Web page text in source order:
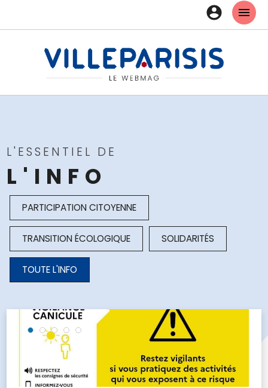
principal
EN-
-
L'ESSENTIEL DE
L'INFO
WEBMAG
-
ACTUALITÉS
-
THÉMATIQUES
PARTICIPATION CITOYENNE
TRANSITION ÉCOLOGIQUE SOLIDARITÉS
TOUTE L'INFO